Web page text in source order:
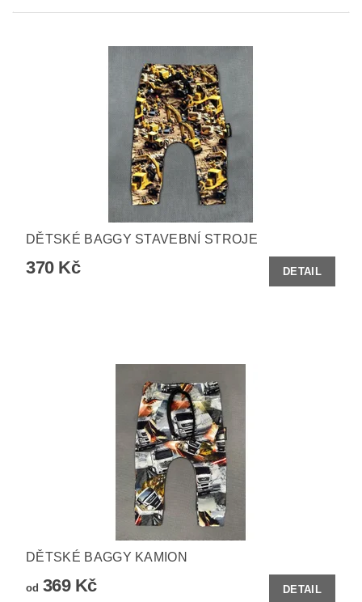
DĚTSKÉ BAGGY STAVEBNÍ STROJE
370 Kč DETAIL
DĚTSKÉ BAGGY KAMION
od 369 Kč DETAIL